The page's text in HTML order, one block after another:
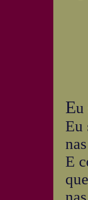
Eu
Eu
E